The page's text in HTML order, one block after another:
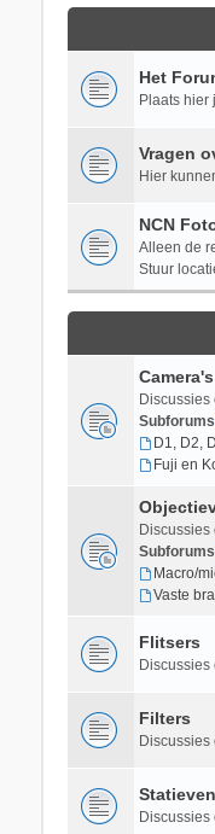
Het
Plaats hier
Vragen
Hier
NCN
Alleen de
Stuur
Camera's
Discussies
D1, D2,
Fuji en
Discussies
Macro/
Vaste
Flitsers
Discussies
Filters
Discussies
Statieven
Discussies